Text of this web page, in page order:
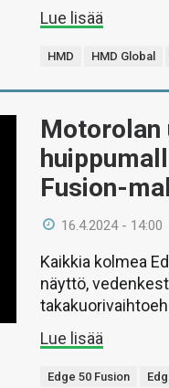
Lue lisää
HMD HMD Global
Motorolan
Fusion-
16.4.2024 - 14:00
Kaikkia kolmea
näyttö,
Lue lisää
Edge 50 Fusion